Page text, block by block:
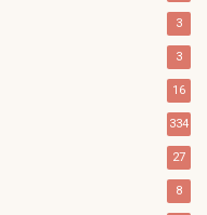
3
3
16
334
27
8